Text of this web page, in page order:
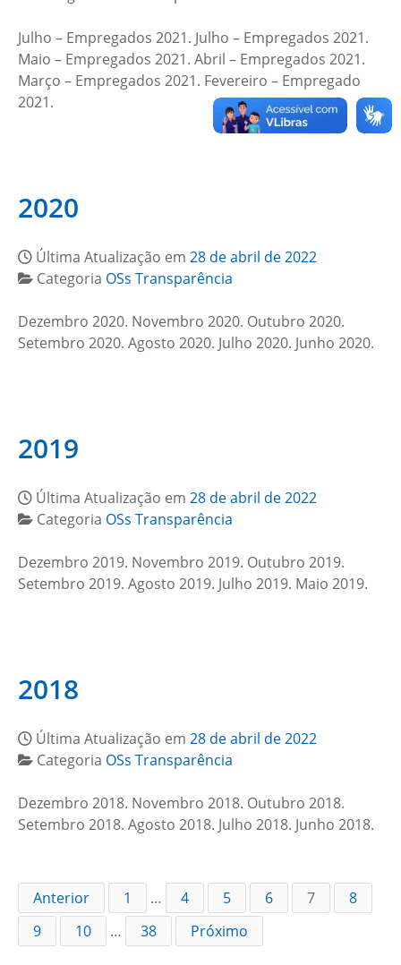
Julho – Empregados 2021. Julho – Empregados 2021.
Maio – Empregados 2021. Abril – Empregados 2021.
Março – Empregados 2021. Fevereiro – Empregado
2021.
2020
Última Atualização em 28 de abril de 2022
Categoria OSs Transparência
Dezembro 2020. Novembro 2020. Outubro 2020.
Setembro 2020. Agosto 2020. Julho 2020. Junho 2020.
2019
Última Atualização em 28 de abril de 2022
Categoria OSs Transparência
Dezembro 2019. Novembro 2019. Outubro 2019.
Setembro 2019. Agosto 2019. Julho 2019. Maio 2019.
2018
Última Atualização em 28 de abril de 2022
Categoria OSs Transparência
Dezembro 2018. Novembro 2018. Outubro 2018.
Setembro 2018. Agosto 2018. Julho 2018. Junho 2018.
Anterior 1 … 4 5 6 7
8
9
10 … 38 Próximo